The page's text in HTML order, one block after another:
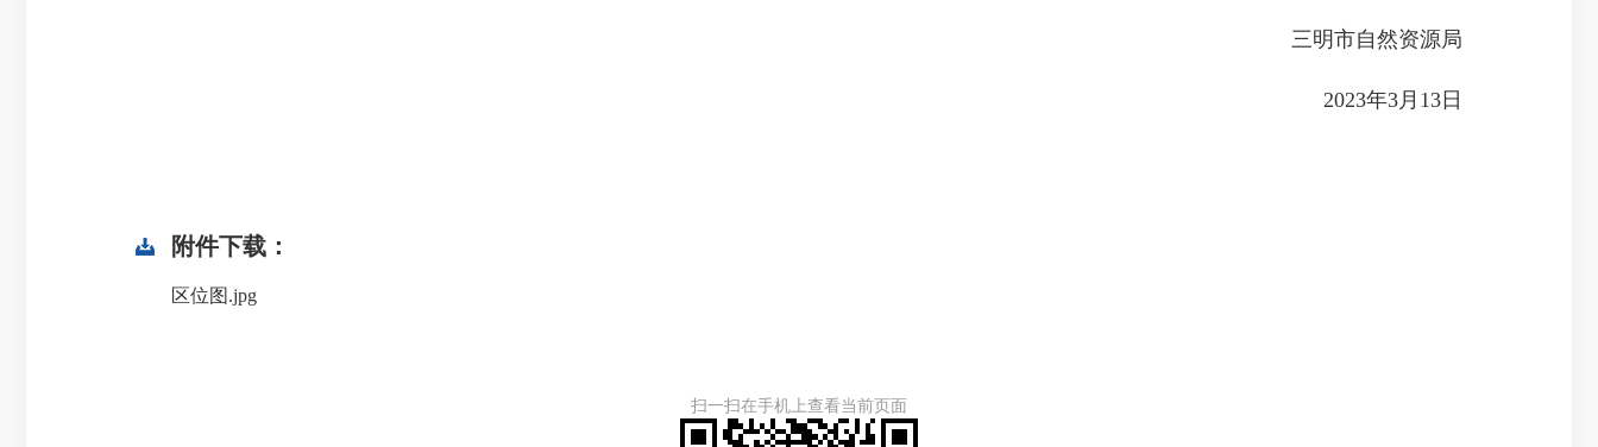
三明市自然资源局
2023年3月13日
附件下载：
区位图.jpg
扫一扫在手机上查看当前页面